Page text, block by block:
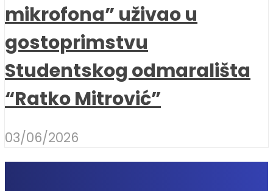
mikrofona” uživao u
gostoprimstvu
Studentskog odmarališta
“Ratko Mitrović”
03/06/2026